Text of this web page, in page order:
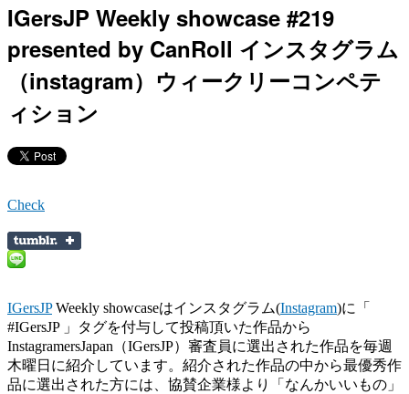
IGersJP Weekly showcase #219
presented by CanRoll インスタグラム
（instagram）ウィークリーコンペテ
ィション
Check
IGersJPWeekly showcaseはインスタグラム(Instagram)に「
#IGersJP 」タグを付与して投稿頂いた作品から
InstagramersJapan（IGersJP）審査員に選出された作品を毎週
木曜日に紹介しています。紹介された作品の中から最優秀作
品に選出された方には、協賛企業様より「なんかいいもの」